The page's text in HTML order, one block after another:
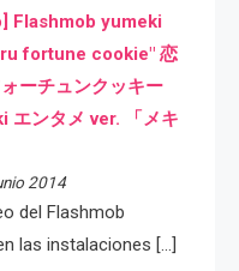
Flashmob yumeki
fortune cookie" 恋
ーチュンクッキー
エンタメ ver. 「メキ
2014
del Flashmob
las instalaciones […]